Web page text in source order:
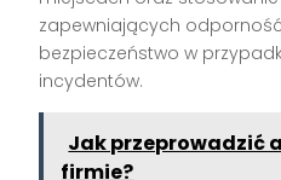
zapewniających
bezpieczeństwo w
incydentów.
Jak przeprowadzić
firmie?